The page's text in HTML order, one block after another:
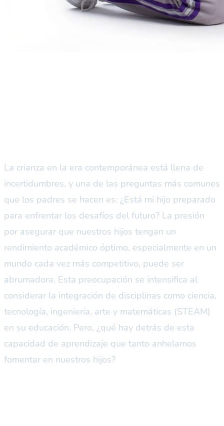
La crianza en la era contemporánea está llena de
incertidumbres, y una de las preguntas más comunes
que los padres se hacen es: ¿Está mi hijo preparado
para enfrentar los desafíos del futuro? La presión
por asegurar que nuestros hijos tengan un
rendimiento académico óptimo, especialmente en un
mundo cada vez más competitivo, puede ser
abrumadora. Esta preocupación se intensifica al
considerar la integración de disciplinas como ciencia,
tecnología, ingeniería, arte y matemáticas (STEAM)
en su educación. Pero, ¿qué hay detrás de esta
capacidad de aprendizaje que tanto anhelamos
fomentar en nuestros hijos?